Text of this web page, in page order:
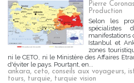
Pierre
Production
Selon les
spécialistes
manifestations
Istanbul et
zones
ni le CETO, ni le Ministère des Affaires
d'éviter le pays. Pourtant, en...
ankara, ceto, conseils aux voyageurs,
tours, turquie, turquie vision